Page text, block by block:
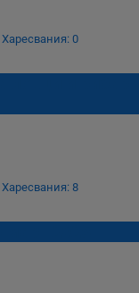
Харесвания: 0
Харесвания: 8